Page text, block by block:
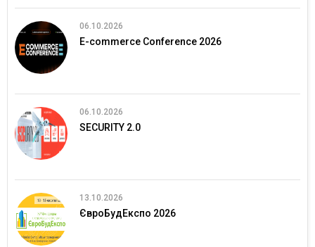
06.10.2026
E-commerce Conference 2026
06.10.2026
SECURITY 2.0
13.10.2026
ЄвроБудЕкспо 2026